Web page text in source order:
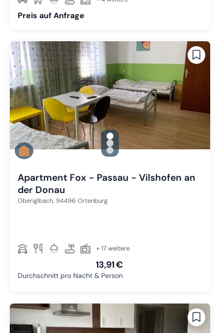
Preis auf Anfrage
gallery.slide_selector
Zu Slide 1 wechseln
Zu Slide 2 wechseln
Zu Slide 3 wechseln
Apartment Fox - Passau - Vilshofen an
der Donau
Oberiglbach, 94496 Ortenburg
+ 17 weitere
13,91 €
Durchschnitt pro Nacht & Person